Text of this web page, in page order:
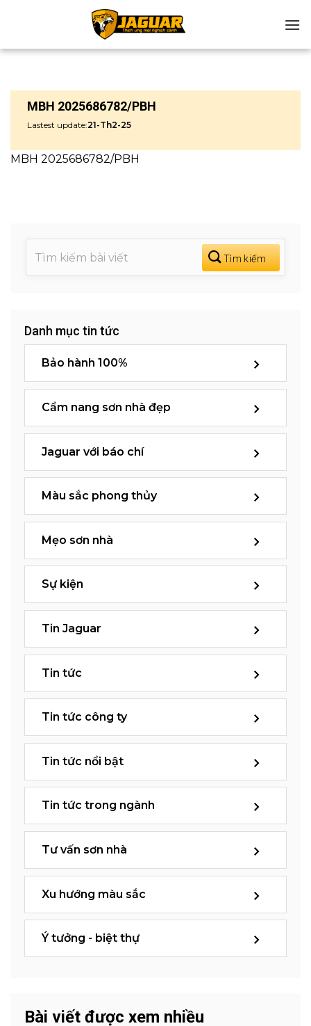
MBH 2025686782/PBH
Lastest update:21-Th2-25
MBH 2025686782/PBH
Danh mục tin tức
Bảo hành 100%
Cẩm nang sơn nhà đẹp
Jaguar với báo chí
Màu sắc phong thủy
Mẹo sơn nhà
Sự kiện
Tin Jaguar
Tin tức
Tin tức công ty
Tin tức nổi bật
Tin tức trong ngành
Tư vấn sơn nhà
Xu hướng màu sắc
Ý tưởng - biệt thự
Bài viết được xem nhiều